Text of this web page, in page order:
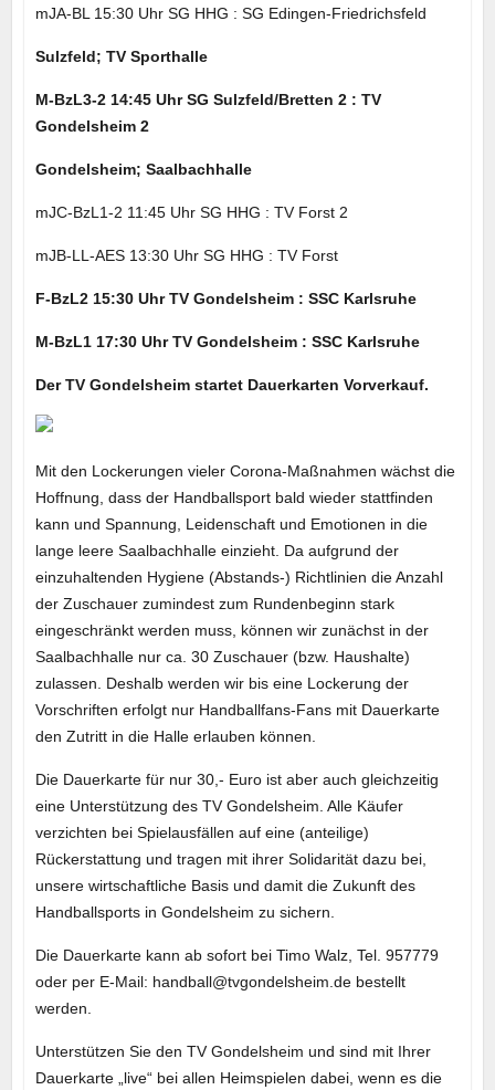
mJA-BL 15:30 Uhr SG HHG : SG Edingen-Friedrichsfeld
Sulzfeld; TV Sporthalle
M-BzL3-2 14:45 Uhr SG Sulzfeld/Bretten 2 : TV
Gondelsheim 2
Gondelsheim; Saalbachhalle
mJC-BzL1-2 11:45 Uhr SG HHG : TV Forst 2
mJB-LL-AES 13:30 Uhr SG HHG : TV Forst
F-BzL2 15:30 Uhr TV Gondelsheim : SSC Karlsruhe
M-BzL1 17:30 Uhr TV Gondelsheim : SSC Karlsruhe
Der TV Gondelsheim startet Dauerkarten Vorverkauf.
Mit den Lockerungen vieler Corona-Maßnahmen wächst die
Hoffnung, dass der Handballsport bald wieder stattfinden
kann und Spannung, Leidenschaft und Emotionen in die
lange leere Saalbachhalle einzieht. Da aufgrund der
einzuhaltenden Hygiene (Abstands-) Richtlinien die Anzahl
der Zuschauer zumindest zum Rundenbeginn stark
eingeschränkt werden muss, können wir zunächst in der
Saalbachhalle nur ca. 30 Zuschauer (bzw. Haushalte)
zulassen. Deshalb werden wir bis eine Lockerung der
Vorschriften erfolgt nur Handballfans-Fans mit Dauerkarte
den Zutritt in die Halle erlauben können.
Die Dauerkarte für nur 30,- Euro ist aber auch gleichzeitig
eine Unterstützung des TV Gondelsheim. Alle Käufer
verzichten bei Spielausfällen auf eine (anteilige)
Rückerstattung und tragen mit ihrer Solidarität dazu bei,
unsere wirtschaftliche Basis und damit die Zukunft des
Handballsports in Gondelsheim zu sichern.
Die Dauerkarte kann ab sofort bei Timo Walz, Tel. 957779
oder per E-Mail: handball@tvgondelsheim.de bestellt
werden.
Unterstützen Sie den TV Gondelsheim und sind mit Ihrer
Dauerkarte „live“ bei allen Heimspielen dabei, wenn es die